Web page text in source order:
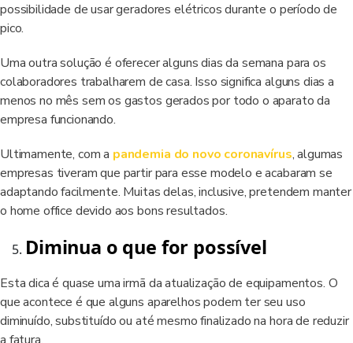
possibilidade de usar geradores elétricos durante o período de
pico.
Uma outra solução é oferecer alguns dias da semana para os
colaboradores trabalharem de casa. Isso significa alguns dias a
menos no mês sem os gastos gerados por todo o aparato da
empresa funcionando.
Ultimamente, com a pandemia do novo coronavírus, algumas
empresas tiveram que partir para esse modelo e acabaram se
adaptando facilmente. Muitas delas, inclusive, pretendem manter
o home office devido aos bons resultados.
Diminua o que for possível
Esta dica é quase uma irmã da atualização de equipamentos. O
que acontece é que alguns aparelhos podem ter seu uso
diminuído, substituído ou até mesmo finalizado na hora de reduzir